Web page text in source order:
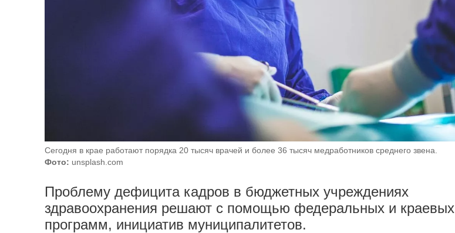
Сегодня в крае работают порядка 20 тысяч врачей и более 36 тысяч медработников среднего звена.
Фото: unsplash.com
Проблему дефицита кадров в бюджетных учреждениях
здравоохранения решают с помощью федеральных и краевых
программ, инициатив муниципалитетов.